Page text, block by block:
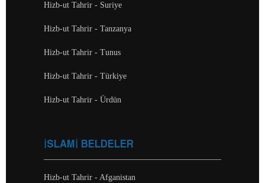
Hizb-ut Tahrir - Suriye
Hizb-ut Tahrir - Tanzanya
Hizb-ut Tahrir - Tunus
Hizb-ut Tahrir - Türkiye
Hizb-ut Tahrir - Ürdün
İSLAMİ BELDELER
Hizb-ut Tahrir - Afganistan